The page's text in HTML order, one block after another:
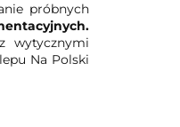
próbnych
wytycznymi
Na Polski